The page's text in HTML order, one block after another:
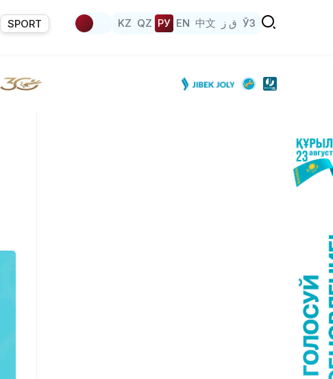
SPORT KZ QZ РУ EN 中文 ق ز ЎЗ